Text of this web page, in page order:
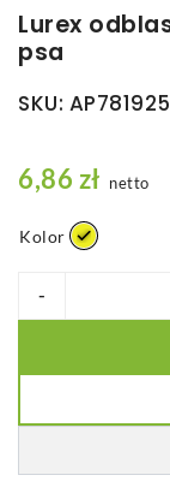
Lurex
psa
SKU: AP781925
6,86 zł netto
Kolor
-
Lurex